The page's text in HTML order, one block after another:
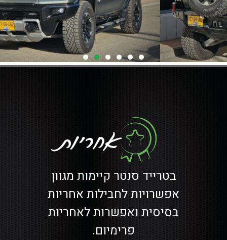
אחריות
בטרייד סנטר קיימות מגוון
אפשרויות לחבילות אחריות
בסיסית ואפשרות לאחריות
פרימיום.